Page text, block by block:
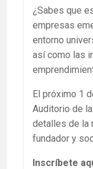
¿Sabes que
empresas
entorno
así como las
El próximo 1
Auditorio de
detalles de la
fundador y
Inscríbete